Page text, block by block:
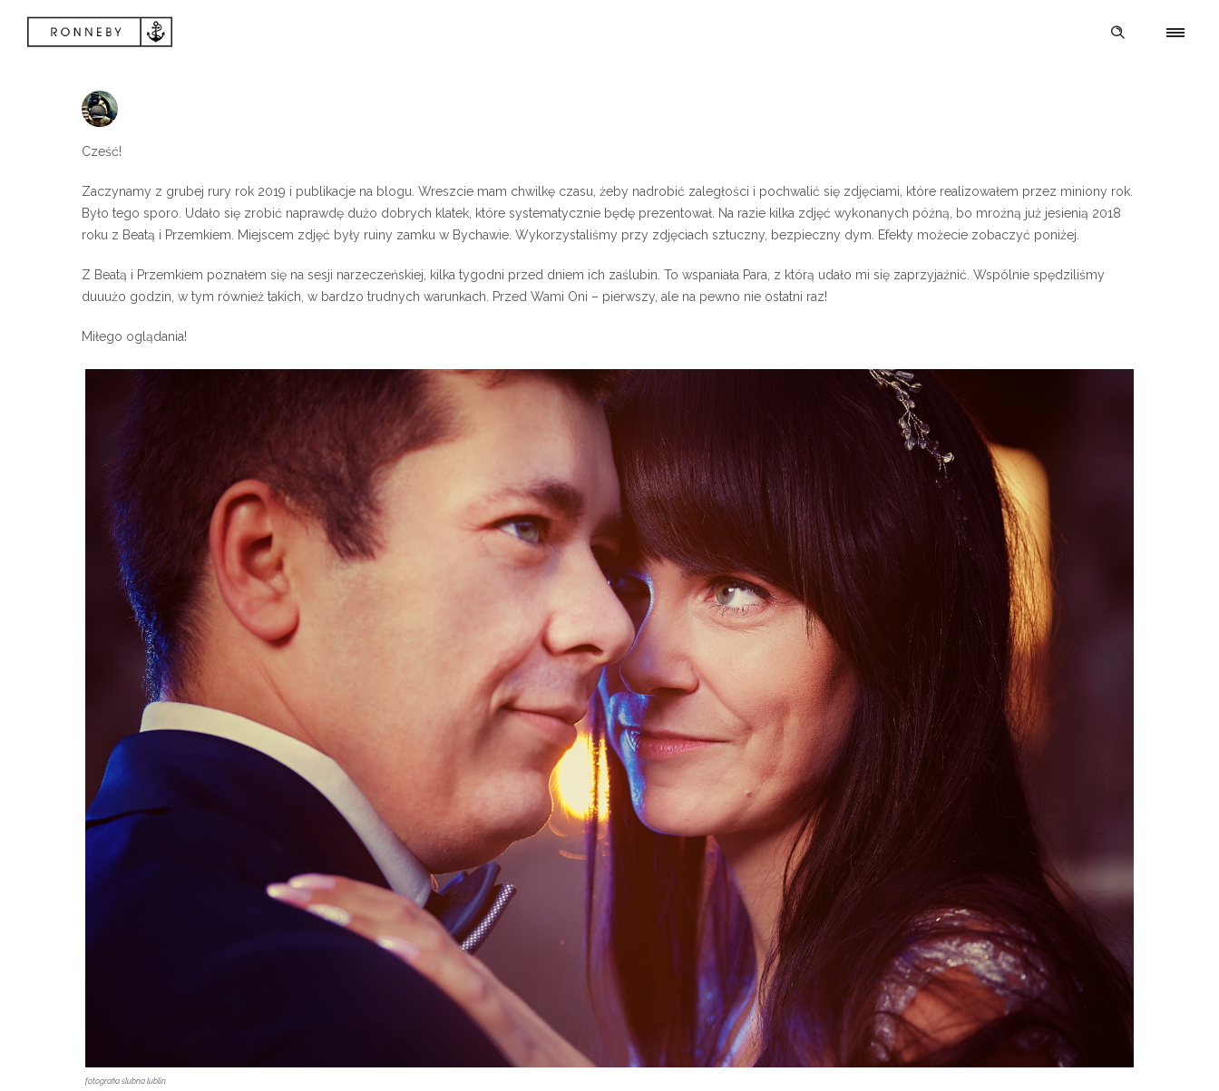
Cześć!
Zaczynamy z grubej rury rok 2019 i publikacje na blogu. Wreszcie mam chwilkę czasu, żeby nadrobić zaległości i pochwalić się zdjęciami, które realizowałem przez miniony rok.
Było tego sporo. Udało się zrobić naprawdę dużo dobrych klatek, które systematycznie będę prezentował. Na razie kilka zdjęć wykonanych późną, bo mroźną już jesienią 2018
roku z Beatą i Przemkiem. Miejscem zdjęć były ruiny zamku w Bychawie. Wykorzystaliśmy przy zdjęciach sztuczny, bezpieczny dym. Efekty możecie zobaczyć poniżej.
Z Beatą i Przemkiem poznałem się na sesji narzeczeńskiej, kilka tygodni przed dniem ich zaślubin. To wspaniała Para, z którą udało mi się zaprzyjaźnić. Wspólnie spędziliśmy
duuużo godzin, w tym również takich, w bardzo trudnych warunkach. Przed Wami Oni – pierwszy, ale na pewno nie ostatni raz!
Miłego oglądania!
fotografia ślubna lublin